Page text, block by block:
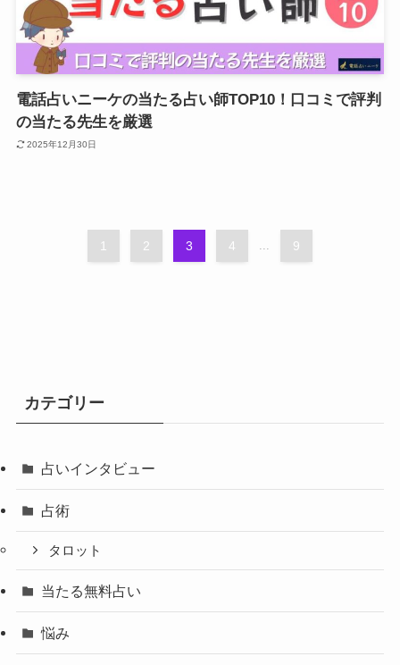
電話占いニーケの当たる占い師TOP10！口コミで評判
の当たる先生を厳選
2025年12月30日
1 2 3 4 ... 9
カテゴリー
占いインタビュー
占術
タロット
当たる無料占い
悩み